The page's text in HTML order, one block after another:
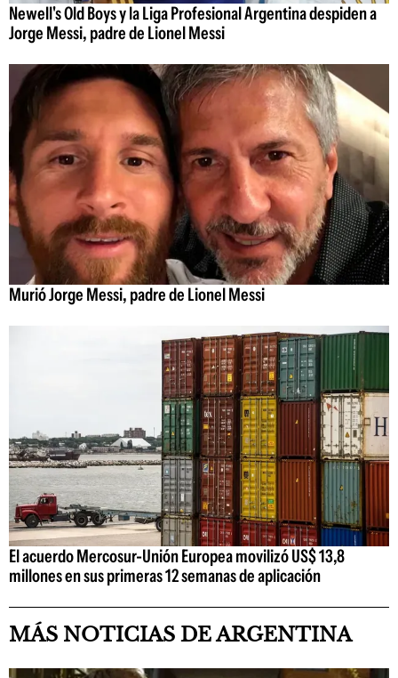
Newell's Old Boys y la Liga Profesional Argentina despiden a
Jorge Messi, padre de Lionel Messi
Murió Jorge Messi, padre de Lionel Messi
El acuerdo Mercosur-Unión Europea movilizó US$ 13,8
millones en sus primeras 12 semanas de aplicación
MÁS NOTICIAS DE ARGENTINA